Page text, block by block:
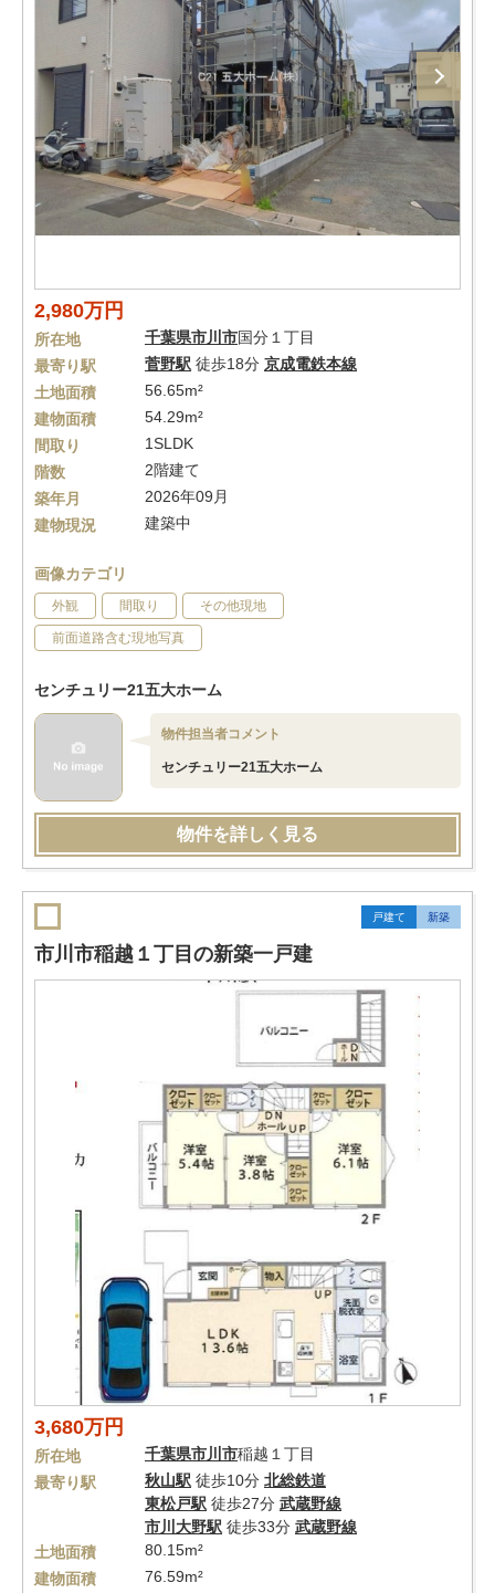
2,980万円
所在地 千葉県市川市国分１丁目
最寄り駅
菅野駅 徒歩18分 京成電鉄本線
土地面積
56.65m²
建物面積
54.29m²
間取り
1SLDK
階数
2階建て
築年月
2026年09月
建物現況
建築中
画像カテゴリ
外観 間取り その他現地
前面道路含む現地写真
センチュリー21五大ホーム
物件担当者コメント
センチュリー21五大ホーム
物件を詳しく見る
戸建て 新築
市川市稲越１丁目の新築一戸建
3,680万円
所在地 千葉県市川市稲越１丁目
最寄り駅
秋山駅 徒歩10分 北総鉄道
東松戸駅 徒歩27分 武蔵野線
市川大野駅 徒歩33分 武蔵野線
土地面積
80.15m²
建物面積
76.59m²